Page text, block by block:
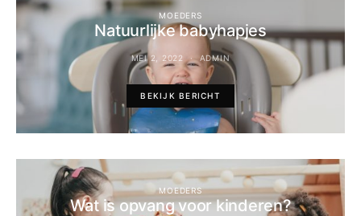
MOEDERS
Natuurlijke babyhapjes
MEI 2, 2022 ADMIN
BEKIJK BERICHT
MOEDERS
Wat is opvang voor kinderen?